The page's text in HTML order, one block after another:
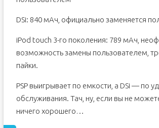
DSi: 840 мАч, официально заменяется
iPod touch 3-го поколения: 789 мАч,
возможность замены пользователем,
пайки.
PSP выигрывает по емкости, а DSi — по
обслуживания. Тач, ну, если вы не
ничего хорошего…